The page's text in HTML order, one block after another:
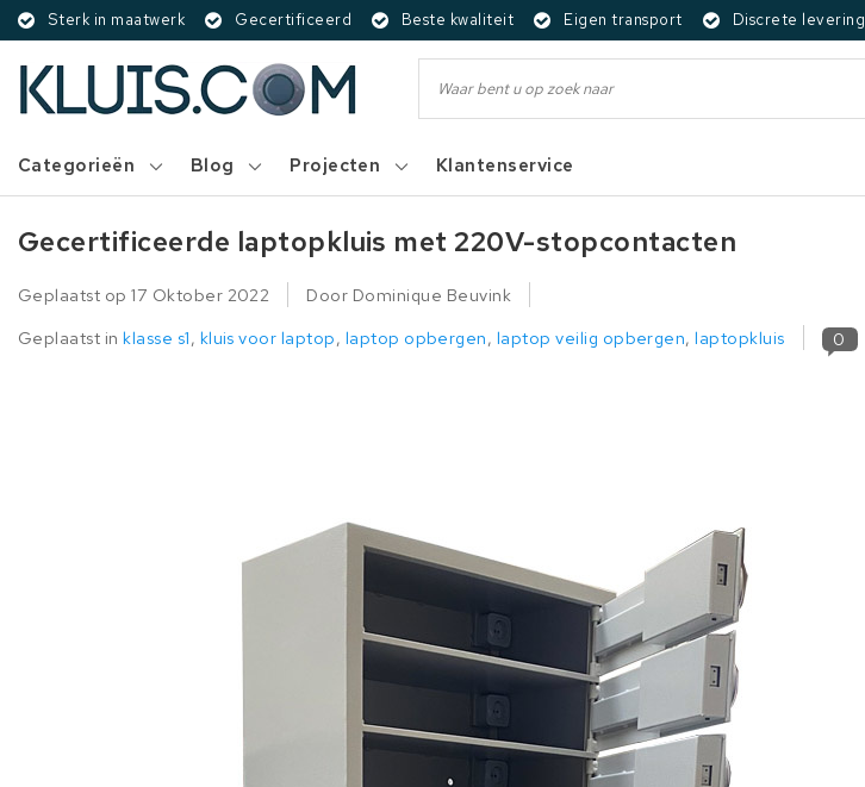
Sterk in maatwerk Gecertificeerd Beste kwaliteit Eigen transport Discrete levering
Categorieën Blog Projecten Klantenservice
Gecertificeerde laptopkluis met 220V-stopcontacten
Geplaatst op17 Oktober 2022
Door Dominique Beuvink
Geplaatst inklasse s1, kluis voor laptop, laptop opbergen, laptop veilig opbergen,laptopkluis 0